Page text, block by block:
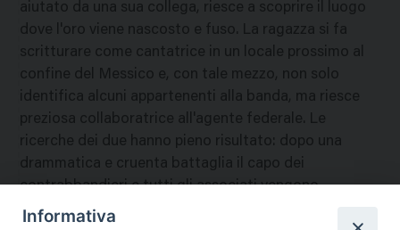
aiutato da una sua collega, riesce a scoprire il luogo
dove l'oro viene nascosto e fuso. La ragazza si fa
scritturare come cantatrice in un locale prossimo al
confine del Messico e, con tale mezzo, non solo
identifica alcuni appartenenti alla banda, ma riesce
preziosa collaboratrice all'agente federale. Le
ricerche dei due hanno pieno risultato: dopo una
drammatica e cruenta battaglia il capo dei
contrabbandieri e tutti gli associati vengono
assicurati alla giustizia.
Informativa